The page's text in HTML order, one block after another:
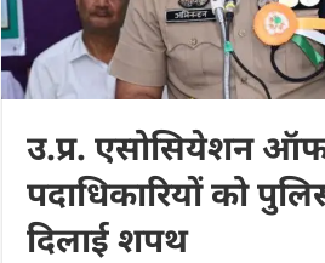
उ.प्र. एसोसियेशन
पदाधिकारियों को
दिलाई शपथ